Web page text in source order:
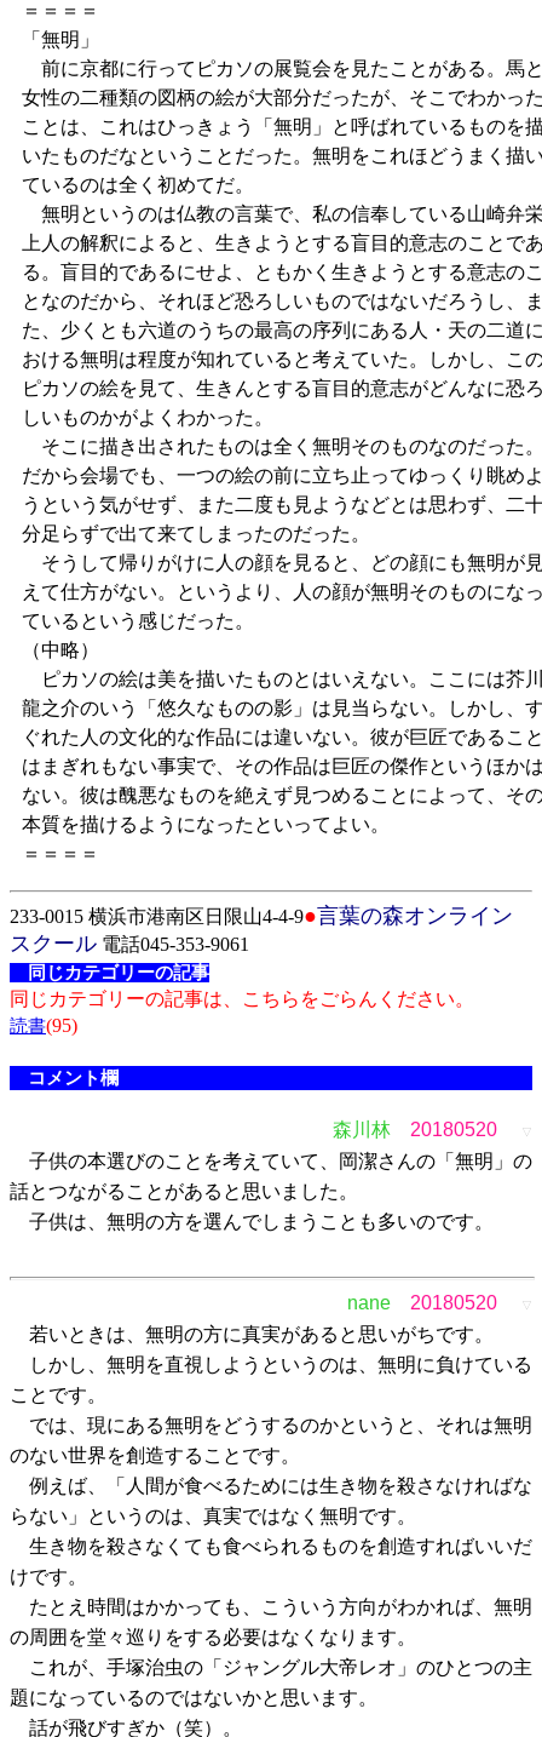
＝＝＝＝
「無明」
前に京都に行ってピカソの展覧会を見たことがある。馬
女性の二種類の図柄の絵が大部分だったが、そこでわかっ
ことは、これはひっきょう「無明」と呼ばれているものを
いたものだなということだった。無明をこれほどうまく描
ているのは全く初めてだ。
無明というのは仏教の言葉で、私の信奉している山崎弁
上人の解釈によると、生きようとする盲目的意志のことで
る。盲目的であるにせよ、ともかく生きようとする意志の
となのだから、それほど恐ろしいものではないだろうし、
た、少くとも六道のうちの最高の序列にある人・天の二道
おける無明は程度が知れていると考えていた。しかし、こ
ピカソの絵を見て、生きんとする盲目的意志がどんなに恐
しいものかがよくわかった。
そこに描き出されたものは全く無明そのものなのだった
だから会場でも、一つの絵の前に立ち止ってゆっくり眺め
うという気がせず、また二度も見ようなどとは思わず、二
分足らずで出て来てしまったのだった。
そうして帰りがけに人の顔を見ると、どの顔にも無明が
えて仕方がない。というより、人の顔が無明そのものにな
ているという感じだった。
（中略）
ピカソの絵は美を描いたものとはいえない。ここには芥
龍之介のいう「悠久なものの影」は見当らない。しかし、
ぐれた人の文化的な作品には違いない。彼が巨匠であるこ
はまぎれもない事実で、その作品は巨匠の傑作というほか
ない。彼は醜悪なものを絶えず見つめることによって、そ
本質を描けるようになったといってよい。
＝＝＝＝
233-0015 横浜市港南区日限山4-4-9●言葉の森オンライン
スクール 電話045-353-9061
同じカテゴリーの記事
同じカテゴリーの記事は、こちらをごらんください。
読書(95)
コメント欄
森川林 20180520 ▽
子供の本選びのことを考えていて、岡潔さんの「無明」の
話とつながることがあると思いました。
子供は、無明の方を選んでしまうことも多いのです。
nane 20180520 ▽
若いときは、無明の方に真実があると思いがちです。
しかし、無明を直視しようというのは、無明に負けている
ことです。
では、現にある無明をどうするのかというと、それは無明
のない世界を創造することです。
例えば、「人間が食べるためには生き物を殺さなければな
らない」というのは、真実ではなく無明です。
生き物を殺さなくても食べられるものを創造すればいいだ
けです。
たとえ時間はかかっても、こういう方向がわかれば、無明
の周囲を堂々巡りをする必要はなくなります。
これが、手塚治虫の「ジャングル大帝レオ」のひとつの主
題になっているのではないかと思います。
話が飛びすぎか（笑）。